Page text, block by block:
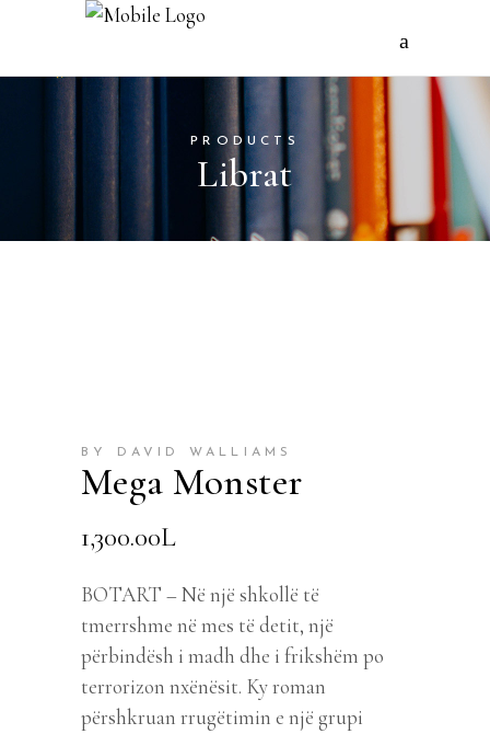
PRODUCTS
Librat
BY DAVID WALLIAMS
Mega Monster
1,300.00L
BOTART – Në një shkollë të
tmerrshme në mes të detit, një
përbindësh i madh dhe i frikshëm po
terrorizon nxënësit. Ky roman
përshkruan rrugëtimin e një grupi